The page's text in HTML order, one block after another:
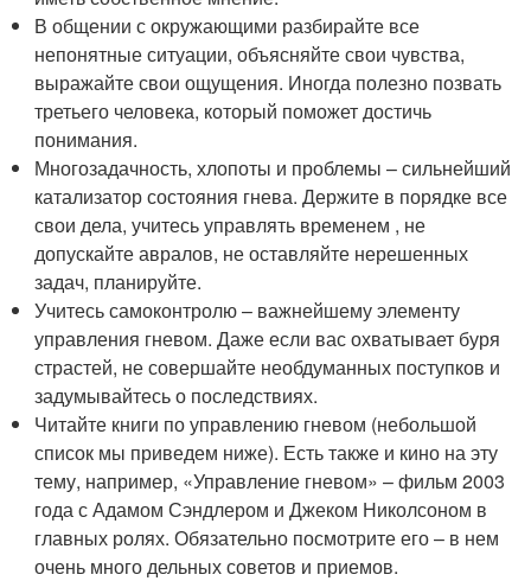
В общении с окружающими разбирайте все
непонятные ситуации, объясняйте свои чувства,
выражайте свои ощущения. Иногда полезно позвать
третьего человека, который поможет достичь
понимания.
Многозадачность, хлопоты и проблемы – сильнейший
катализатор состояния гнева. Держите в порядке все
свои дела, учитесь управлять временем , не
допускайте авралов, не оставляйте нерешенных
задач, планируйте.
Учитесь самоконтролю – важнейшему элементу
управления гневом. Даже если вас охватывает буря
страстей, не совершайте необдуманных поступков и
задумывайтесь о последствиях.
Читайте книги по управлению гневом (небольшой
список мы приведем ниже). Есть также и кино на эту
тему, например, «Управление гневом» – фильм 2003
года с Адамом Сэндлером и Джеком Николсоном в
главных ролях. Обязательно посмотрите его – в нем
очень много дельных советов и приемов.